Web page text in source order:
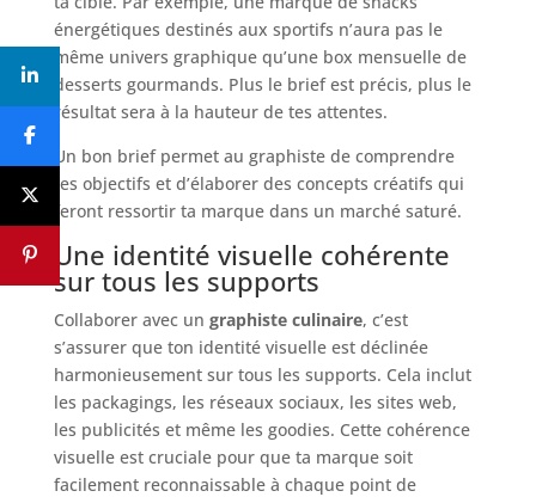
énergétiques destinés aux sportifs n’aura pas le
même univers graphique qu’une box mensuelle de
desserts gourmands. Plus le brief est précis, plus le
résultat sera à la hauteur de tes attentes.
Un bon brief permet au graphiste de comprendre
tes objectifs et d’élaborer des concepts créatifs qui
feront ressortir ta marque dans un marché saturé.
Une identité visuelle cohérente
sur tous les supports
Collaborer avec un graphiste culinaire, c’est
s’assurer que ton identité visuelle est déclinée
harmonieusement sur tous les supports. Cela inclut
les packagings, les réseaux sociaux, les sites web,
les publicités et même les goodies. Cette cohérence
visuelle est cruciale pour que ta marque soit
facilement reconnaissable à chaque point de